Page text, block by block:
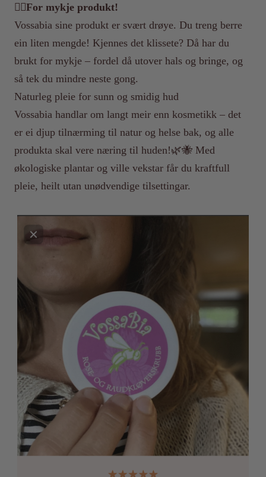
🙅‍♀️For mykje produkt!
Vossabia sine produkt er svært drøye. Du treng berre
ein liten mengde! Kjennes det klissete? Då har du
brukt for mykje – fordel då utover hals og bringe, og
så tek du mindre neste gong.
Naturleg pleie for sunn og smidig hud
Vossabia handlar om langt meir enn kosmetikk – det
er ei djup tilnærming til natur og helse bak, og alle
produkta skal vere næring til huden!🌿🐝 Med
økologiske plantar og ville vekstar får du kraftfull
pleie, heilt utan unødvendige tilsettingar.